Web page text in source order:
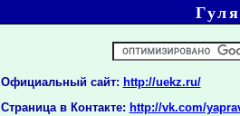
Официальный сайт: http://uekz.ru/
Страница в Контакте: http://vk.com/